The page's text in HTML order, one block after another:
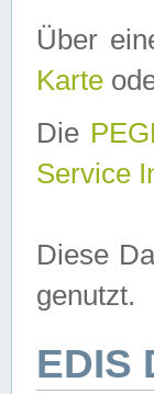
Über
Karte
Die
Service
Diese
genutzt.
EDIS